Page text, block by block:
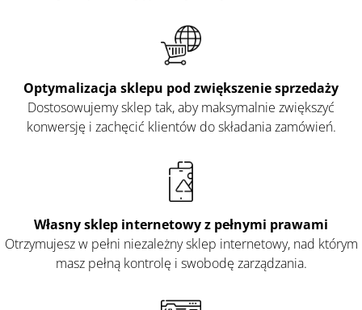
Optymalizacja sklepu pod zwiększenie sprzedaży
Dostosowujemy sklep tak, aby maksymalnie zwiększyć
konwersję i zachęcić klientów do składania zamówień.
Własny sklep internetowy z pełnymi prawami
Otrzymujesz w pełni niezależny sklep internetowy, nad którym
masz pełną kontrolę i swobodę zarządzania.